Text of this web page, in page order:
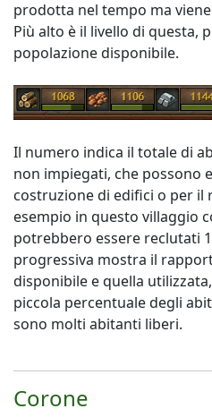
prodotta nel tempo ma
Più alto è il livello di questa,
popolazione disponibile.
Il numero indica il totale di
non impiegati, che possono
costruzione di edifici o per il
esempio in questo villaggio
potrebbero essere reclutati
progressiva mostra il
disponibile e quella
piccola percentuale degli
sono molti abitanti liberi.
Corone